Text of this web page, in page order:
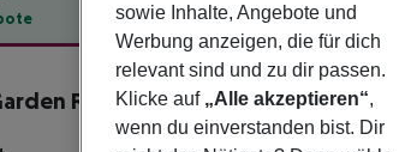
Hotelbeschreibung
Resort
4
sowie Inhalte, Angebote und
Werbung anzeigen, die für dich
relevant sind und zu dir passen.
Klicke auf „Alle akzeptieren“,
wenn du einverstanden bist. Dir